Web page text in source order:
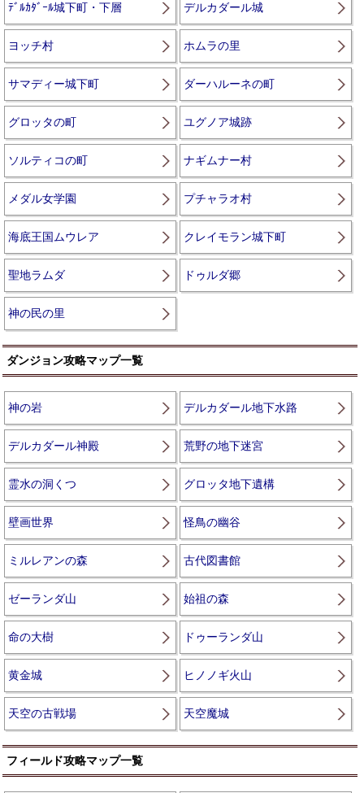
ﾃﾞﾙｶﾀﾞｰﾙ城下町・下層 デルカダール城
ヨッチ村 ホムラの里
サマディー城下町 ダーハルーネの町
グロッタの町 ユグノア城跡
ソルティコの町 ナギムナー村
メダル女学園 プチャラオ村
海底王国ムウレア クレイモラン城下町
聖地ラムダ ドゥルダ郷
神の民の里
ダンジョン攻略マップ一覧
神の岩 デルカダール地下水路
デルカダール神殿 荒野の地下迷宮
霊水の洞くつ グロッタ地下遺構
壁画世界 怪鳥の幽谷
ミルレアンの森 古代図書館
ゼーランダ山 始祖の森
命の大樹 ドゥーランダ山
黄金城 ヒノノギ火山
天空の古戦場 天空魔城
フィールド攻略マップ一覧